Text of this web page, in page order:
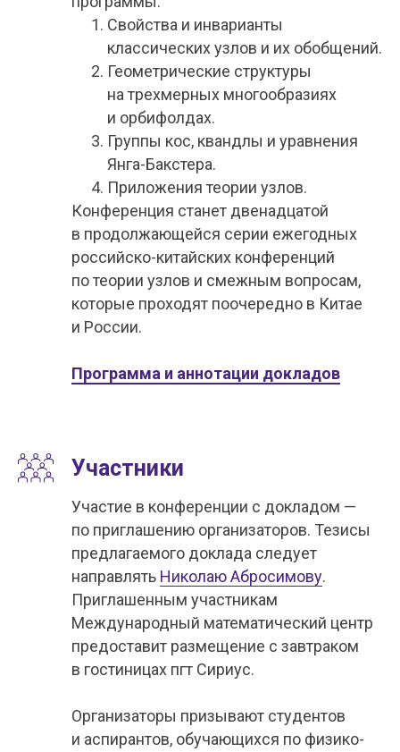
Свойства и инварианты
классических узлов и их обобщений.
Геометрические структуры
на трехмерных многообразиях
и орбифолдах.
Группы кос, квандлы и уравнения
Янга-Бакстера.
Приложения теории узлов.
Конференция станет двенадцатой
в продолжающейся серии ежегодных
российско-китайских конференций
по теории узлов и смежным вопросам,
которые проходят поочередно в Китае
и России.
Программа и аннотации докладов
Участники
Участие в конференции с докладом —
по приглашению организаторов. Тезисы
предлагаемого доклада следует
направлять Николаю Абросимову.
Приглашенным участникам
Международный математический центр
предоставит размещение с завтраком
в гостиницах пгт Сириус.
Организаторы призывают студентов
и аспирантов, обучающихся по физико-